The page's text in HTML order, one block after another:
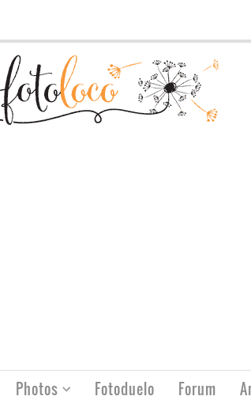
Photos Fotoduelo Forum